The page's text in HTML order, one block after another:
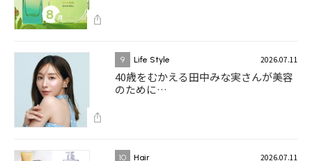
9 Life Style 2026.07.11
40歳をむかえる田中みな実さんが美容
のために…
10 Hair 2026.07.11